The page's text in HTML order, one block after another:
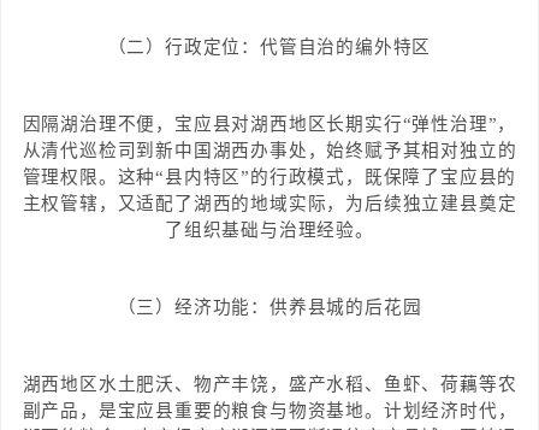
（二）行政定位：代管自治的编外特区
因隔湖治理不便，宝应县对湖西地区长期实行“弹性治理”，
从清代巡检司到新中国湖西办事处，始终赋予其相对独立的
管理权限。这种“县内特区”的行政模式，既保障了宝应县的
主权管辖，又适配了湖西的地域实际，为后续独立建县奠定
了组织基础与治理经验。
（三）经济功能：供养县城的后花园
湖西地区水土肥沃、物产丰饶，盛产水稻、鱼虾、荷藕等农
副产品，是宝应县重要的粮食与物资基地。计划经济时代，